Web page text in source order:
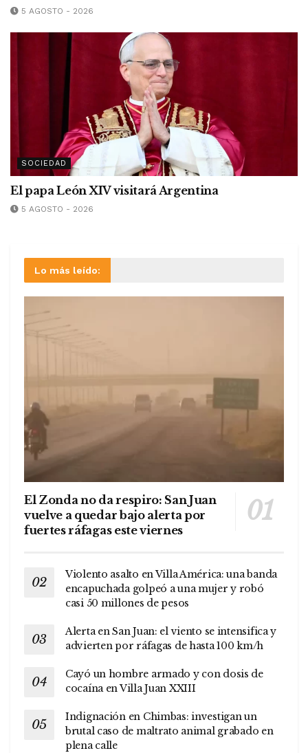
5 AGOSTO - 2026
SOCIEDAD
El papa León XIV visitará Argentina
5 AGOSTO - 2026
Lo más leído:
El Zonda no da respiro: San Juan
vuelve a quedar bajo alerta por
fuertes ráfagas este viernes
Violento asalto en Villa América: una banda
encapuchada golpeó a una mujer y robó
casi 50 millones de pesos
Alerta en San Juan: el viento se intensifica y
advierten por ráfagas de hasta 100 km/h
Cayó un hombre armado y con dosis de
cocaína en Villa Juan XXIII
Indignación en Chimbas: investigan un
brutal caso de maltrato animal grabado en
plena calle